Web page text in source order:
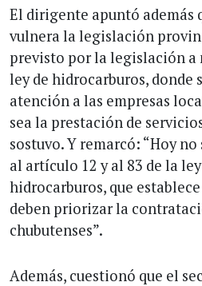
El dirigente apuntó además
vulnera la legislación
previsto por la legislación
ley de hidrocarburos, donde
atención a las empresas
sea la prestación de
sostuvo. Y remarcó: “Hoy
al artículo 12 y al 83 de la
hidrocarburos, que
deben priorizar la
chubutenses”.
Además, cuestionó que el